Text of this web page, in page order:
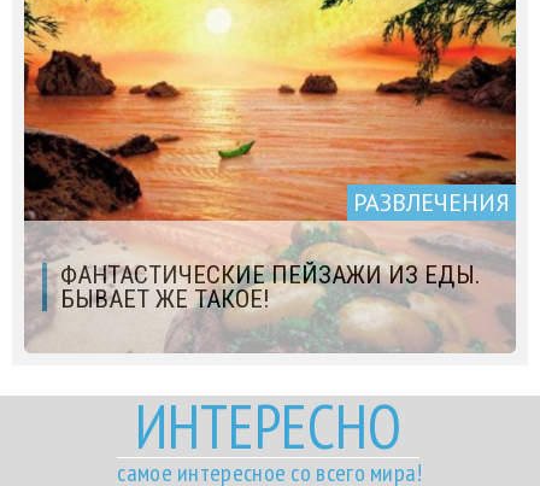
РАЗВЛЕЧЕНИЯ
ФАНТАСТИЧЕСКИЕ ПЕЙЗАЖИ ИЗ ЕДЫ.
БЫВАЕТ ЖЕ ТАКОЕ!
ИНТЕРЕСНО
самое интересное со всего мира!